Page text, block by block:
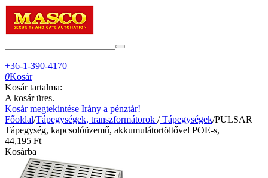
+36-1-390-4170
0Kosár
Kosár tartalma:
A kosár üres.
Kosár megtekintése Irány a pénztár!
Főoldal/Tápegységek, transzformátorok /Tápegységek/PULSAR
Tápegység, kapcsolóüzemű, akkumulátortöltővel POE-s,
44,195 Ft
Kosárba